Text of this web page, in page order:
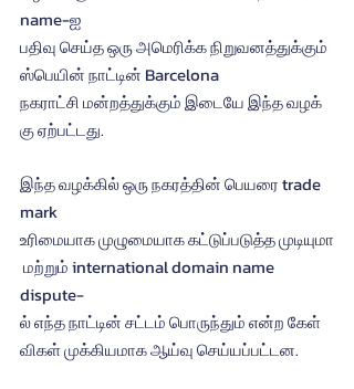
name-ஐ
பதிவு செய்த ஒரு அமெரிக்க நிறுவனத்துக்கும்
ஸ்பெயின் நாட்டின் Barcelona
நகராட்சி மன்றத்துக்கும் இடையே இந்த வழக்
கு ஏற்பட்டது.
இந்த வழக்கில் ஒரு நகரத்தின் பெயரை trade
mark
உரிமையாக முழுமையாக கட்டுப்படுத்த முடியுமா
மற்றும் international domain name
dispute-
ல் எந்த நாட்டின் சட்டம் பொருந்தும் என்ற கேள்
விகள் முக்கியமாக ஆய்வு செய்யப்பட்டன.